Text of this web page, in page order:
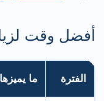
أفضل وقت
الفترة ما